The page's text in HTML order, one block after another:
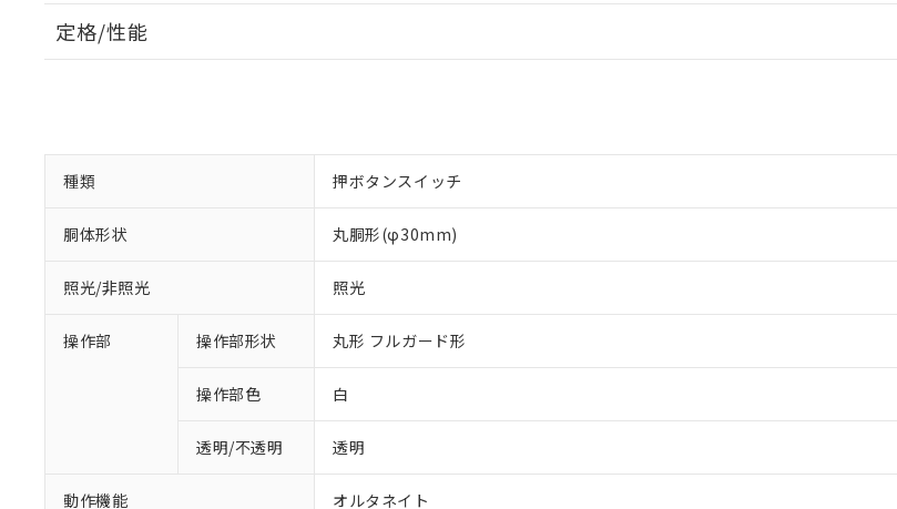
定格/性能
種類 押ボタンスイッチ
胴体形状 丸胴形(φ30mm)
照光/非照光 照光
操作部 操作部形状 丸形 フルガード形
操作部色 白
透明/不透明 透明
動作機能 オルタネイト